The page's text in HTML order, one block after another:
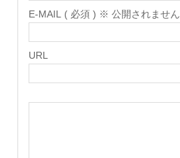
E-MAIL ( 必須 ) ※ 公開されません
URL